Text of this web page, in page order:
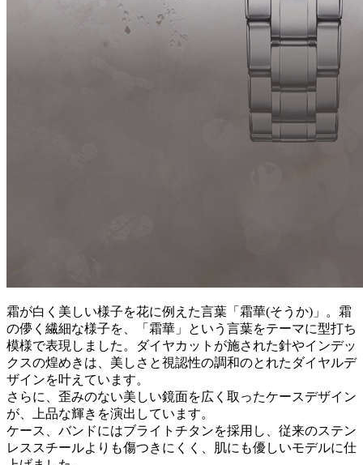
霜が白く美しい様子を花に例えた言葉「霜華(そうか)」。霜
の儚く繊細な様子を、「霜華」という言葉をテーマに型打ち
模様で表現しました。ダイヤカットが施された針やインデッ
クスの煌めきは、美しさと視認性の調和のとれたダイヤルデ
ザインを叶えています。
さらに、歪みのない美しい鏡面を広く取ったケースデザイン
が、上品な輝きを演出しています。
ケース、バンドにはブライトチタンを採用し、従来のステン
レススチールよりも傷つきにくく、肌にも優しいモデルに仕